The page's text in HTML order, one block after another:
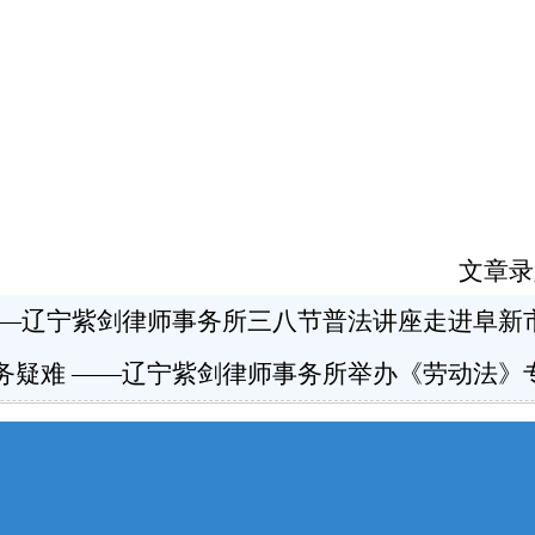
文章
宁紫剑律师事务所三八节普法讲座走进阜新
疑难 ——辽宁紫剑律师事务所举办《劳动法》